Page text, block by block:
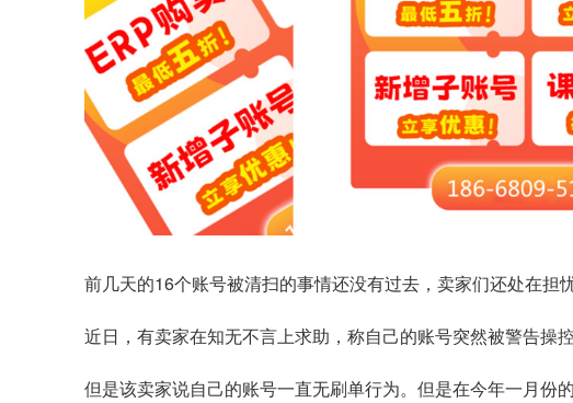
前几天的16个账号被清扫的事情还没有过去，卖家们还处在担
近日，有卖家在知无不言上求助，称自己的账号突然被警告操
但是该卖家说自己的账号一直无刷单行为。但是在今年一月份